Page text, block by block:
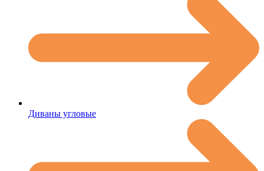
Диваны угловые